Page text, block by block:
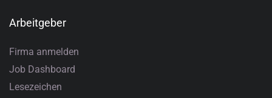
Arbeitgeber
Firma anmelden
Job Dashboard
Lesezeichen